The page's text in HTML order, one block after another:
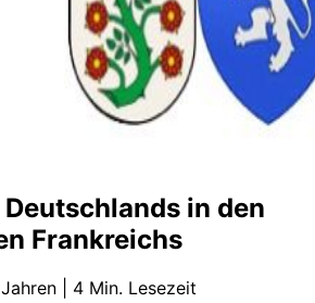
in den
Frankreichs
4 Min. Lesezeit